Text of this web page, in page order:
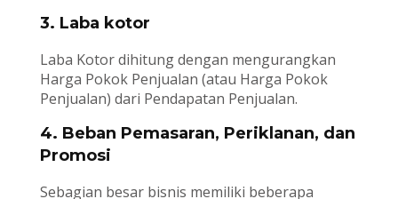
3. Laba kotor
Laba Kotor dihitung dengan mengurangkan
Harga Pokok Penjualan (atau Harga Pokok
Penjualan) dari Pendapatan Penjualan.
4. Beban Pemasaran, Periklanan, dan
Promosi
Sebagian besar bisnis memiliki beberapa